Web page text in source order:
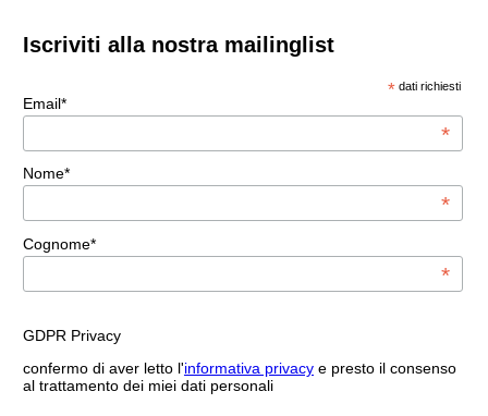
Iscriviti alla nostra mailinglist
* dati richiesti
Email*
*
Nome*
*
Cognome*
*
GDPR Privacy
confermo di aver letto l'informativa privacye presto il consenso
al trattamento dei miei dati personali